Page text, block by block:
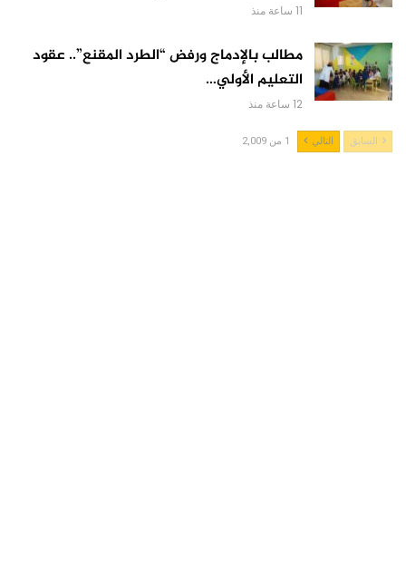
11 ساعة منذ
مطالب بالإدماج ورفض “الطرد المقنع”.. عقود
التعليم الأولي…
12 ساعة منذ
السابق التالي 1 من 2,009